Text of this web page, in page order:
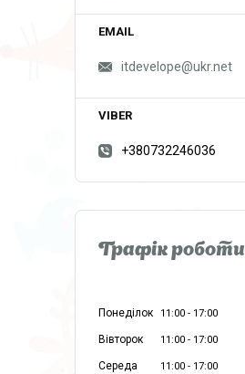
itdevelope@ukr.net
+380732246036
Графік роботи
Понеділок 11:00 17:00
Вівторок 11:00 17:00
Середа 11:00 17:00